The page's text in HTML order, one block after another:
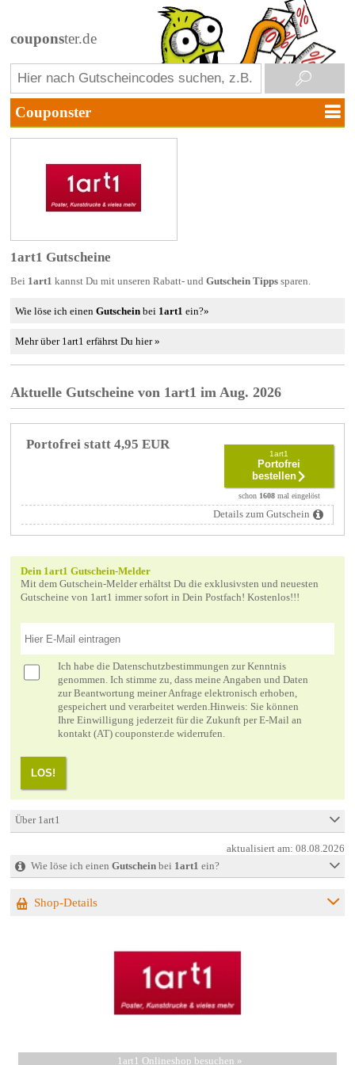
couponster.de
1art1 Gutscheine
Bei 1art1 kannst Du mit unseren Rabatt- und Gutschein Tippssparen.
Wie löse ich einenGutschein bei 1art1 ein?»
Mehr über 1art1 erfährst Du hier »
Aktuelle Gutscheine von 1art1 im Aug. 2026
Portofrei statt 4,95 EUR
1art1
Portofrei
bestellen
schon 1608mal eingelöst
Details zum Gutschein
Dein 1art1 Gutschein-Melder
Mit dem Gutschein-Melder erhältst Du die exklusivsten und neuesten
Gutscheine von 1art1 immer sofort in Dein Postfach! Kostenlos!!!
Ich habe die Datenschutzbestimmungen zur Kenntnis
genommen. Ich stimme zu, dass meine Angaben und Daten
zur Beantwortung meiner Anfrage elektronisch erhoben,
gespeichert und verarbeitet werden.Hinweis: Sie können
Ihre Einwilligung jederzeit für die Zukunft per E-Mail an
kontakt (AT) couponster.de widerrufen.
LOS!
Über 1art1
aktualisiert am:08.08.2026
Wie löse ich einen Gutscheinbei 1art1 ein?
Shop-Details
1art1 Onlineshop besuchen »